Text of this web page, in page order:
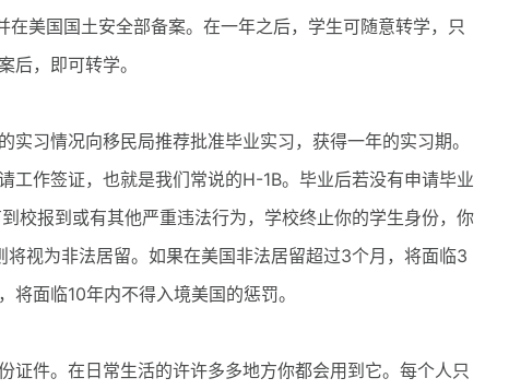
美国国土安全部备案。在一年之后，学生可随意转学，只
后，即可转学。
习情况向移民局推荐批准毕业实习，获得一年的实习期。
工作签证，也就是我们常说的H-1B。毕业后若没有申请毕业
校报到或有其他严重违法行为，学校终止你的学生身份，你
视为非法居留。如果在美国非法居留超过3个月，将面临3
面临10年内不得入境美国的惩罚。
件。在日常生活的许许多多地方你都会用到它。每个人只